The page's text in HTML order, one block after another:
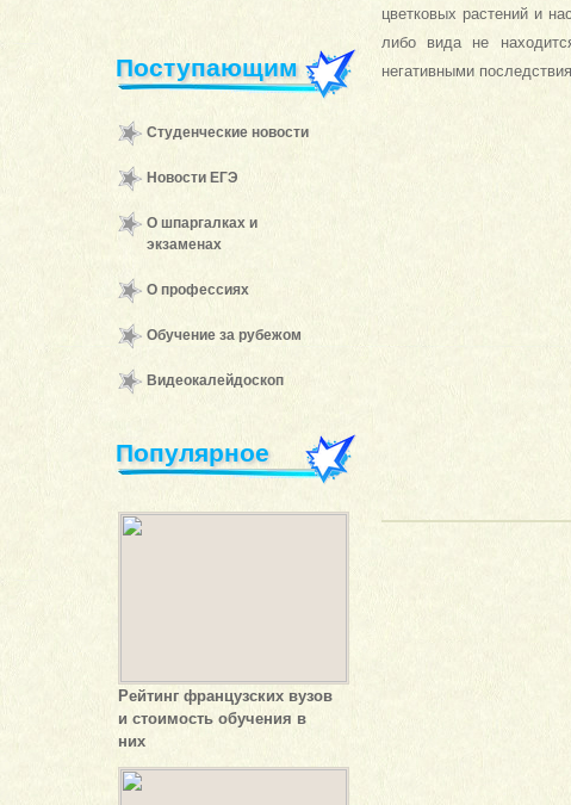
Поступающим
Студенческие новости
Новости ЕГЭ
О шпаргалках и
экзаменах
О профессиях
Обучение за рубежом
Видеокалейдоскоп
Популярное
Рейтинг французских вузов
и стоимость обучения в
них
цветковых растений и
либо вида не
негативными